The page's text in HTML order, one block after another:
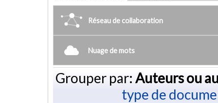
Réseau de collaboration
Nuage de mots
Grouper par: Auteurs ou
type de